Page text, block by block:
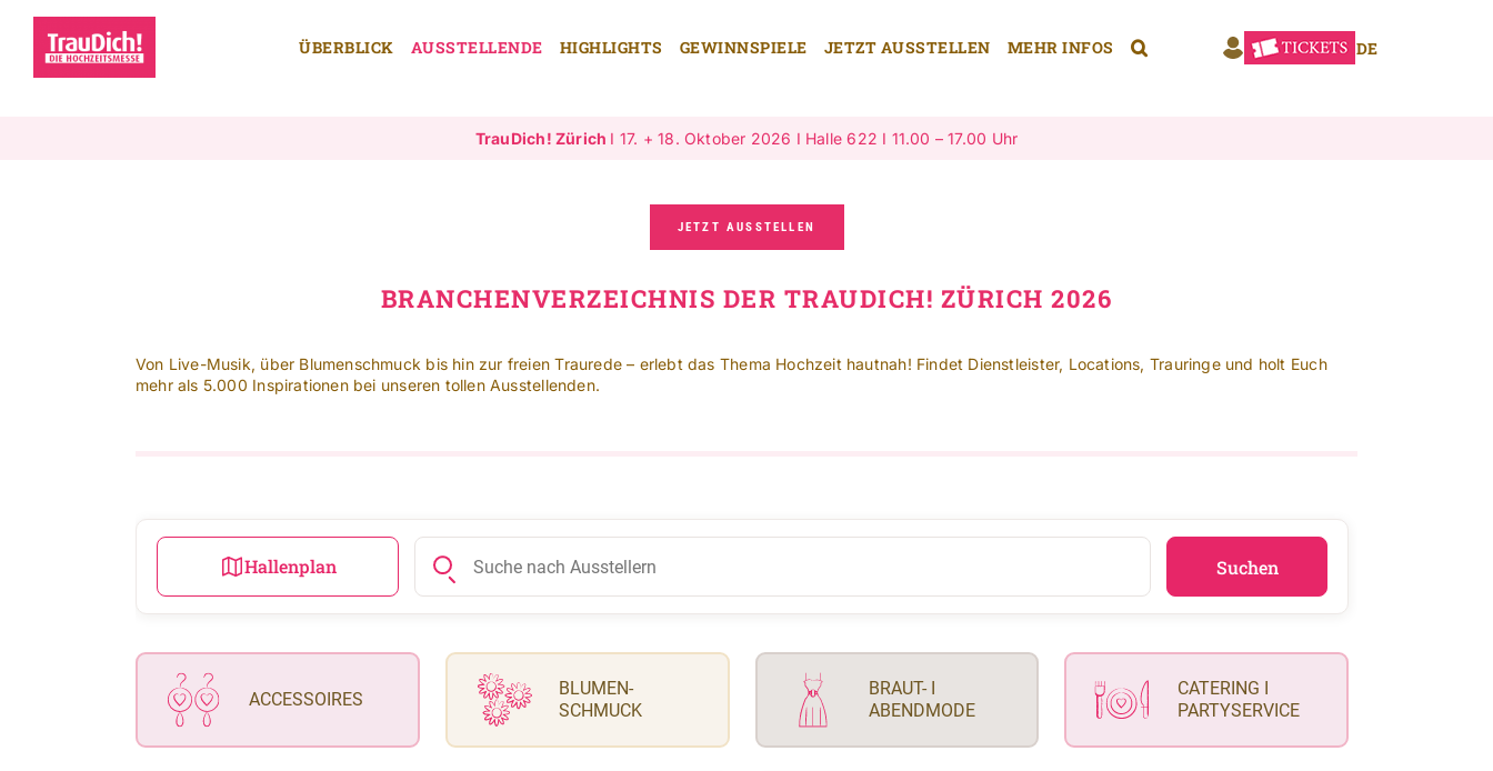
content
ÜBERBLICK AUSSTELLENDE HIGHLIGHTS GEWINNSPIELE JETZT AUSSTELLEN MEHR INFOS DE
TrauDich! Zürich I 17. + 18. Oktober 2026 I Halle 622 I 11.00 – 17.00 Uhr
JETZT AUSSTELLEN
BRANCHENVERZEICHNIS DER TRAUDICH! ZÜRICH 2026
Von Live-Musik, über Blumenschmuck bis hin zur freien Traurede – erlebt das Thema Hochzeit hautnah! Findet Dienstleister, Locations, Trauringe und holt Euch
mehr als 5.000 Inspirationen bei unseren tollen Ausstellenden.